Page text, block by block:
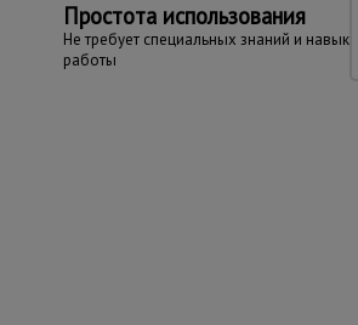
Простота использования
Не требует специальных знаний и навыков
работы